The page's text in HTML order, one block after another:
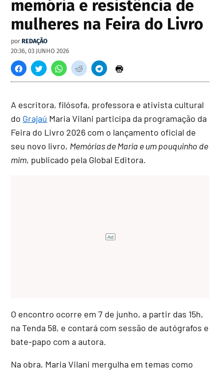
memória e resistência de
mulheres na Feira do Livro
por REDAÇÃO
20:36, 03 JUNHO 2026
A escritora, filósofa, professora e ativista cultural
do Grajaú Maria Vilani participa da programação da
Feira do Livro 2026 com o lançamento oficial de
seu novo livro, Memórias de Maria e um pouquinho de
mim, publicado pela Global Editora.
O encontro ocorre em 7 de junho, a partir das 15h,
na Tenda 58, e contará com sessão de autógrafos e
bate-papo com a autora.
Na obra, Maria Vilani mergulha em temas como